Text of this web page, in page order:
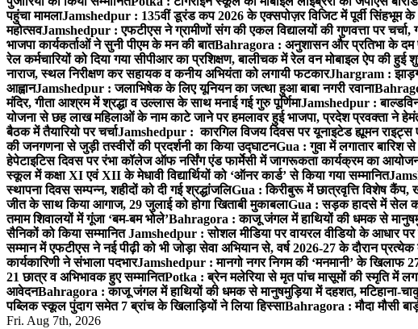
पहुंचा मामलाJamshedpur : 135वीं डूरंड कप 2026 के एक्सपोज़र विजिट में पूर्वी सिंहभूम
महोत्सवJamshedpur : एफटीएस ने ग्रामीणों संग की एकल विद्यालयों की गुणवत्ता पर
भाजपा कार्यकर्ताओं ने सुनी पीएम के मन की बातBahragora : अनुशासन और प्रतिभा के दम पर
रेल कर्मचारियों को दिया गया सीपीआर का प्रशिक्षण, बालीचक में रेल वन मोबाइल ऐप की
नाराज, स्थल निरीक्षण कर सहायक व कनीय अभियंता को लगायी फटकारJhargram :
आह्वानJamshedpur : जलाभिषेक के लिए यूनियन का जत्था हुआ बाबा नगरी रवाना
मंदिर, गीता आश्रम में श्रद्धा व उल्लास के साथ मनाई गई गुरु पूर्णिमाJamshedpur : बाल्डविन
योजना से छह लाख महिलाओं के नाम काटे जाने पर हमलावर हुई भाजपा, प्रदेश प्रवक्ता ने
बैठक में तैयारियो पर चर्चाJamshedpur : कारगिल विजय दिवस पर यूनाइटेड ह्यूमन राइट्स
की जनगणना से जुड़ी तस्वीरों की प्रदर्शनी का किया उद्घाटनGua : गुवा में लगातार बारिश
हेपेटाइटिस दिवस पर रंभा कॉलेज ऑफ नर्सिंग एंड फार्मेसी में जागरूकता कार्यक्रम का
स्कूल में कक्षा XI एवं XII के मेधावी विद्यार्थियों को ‘ऑनर कार्ड’ से किया गया सम्मानित
स्थापना दिवस सम्पन्न, शहीदों को दी गई श्रद्धांजलिGua : किरीबुरू में छात्रवृत्ति विशेष कैंप,
जीत के साथ किया आगाज, 29 जुलाई को होगा खिताबी मुकाबलाGua : सड़क हादसे में सेल
तमाम शिवालयों में गूंजा ‘बम-बम भोले’Bahragora : काजू जंगल में हाथियों की धमक से
सैनिकों को किया सम्मानितJamshedpur : सोशल मीडिया पर वायरल वीडियो के आधार
सम्मान में एफटीएस ने नई पीढ़ी को भी जोड़ा सेवा अभियान से, वर्ष 2026-27 के दौरान प्रत्येक
कार्यकारिणी ने संभाला पदभारJamshedpur : मानगो नगर निगम की ‘मनमानी’ के खिलाफ
21 छात्र व अभिभावक हुए सम्मानितPotka : ब्रेन मलेरिया से मृत पांच मासूमों की स्मृति में
आवेदनBahragora : काजू जंगल में हाथियों की धमक से मानुषमुड़िया में दहशत, मटिहाना-
पब्लिक स्कूल पुंदाग समेत 7 ब्रांच के खिलाड़ियों ने लिया हिस्साBahragora : मौदा मौसी
Fri. Aug 7th, 2026